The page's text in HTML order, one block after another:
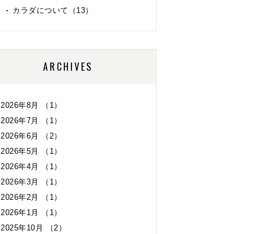
カラダについて（13）
ARCHIVES
2026年8月 （1）
2026年7月 （1）
2026年6月 （2）
2026年5月 （1）
2026年4月 （1）
2026年3月 （1）
2026年2月 （1）
2026年1月 （1）
2025年10月 （2）